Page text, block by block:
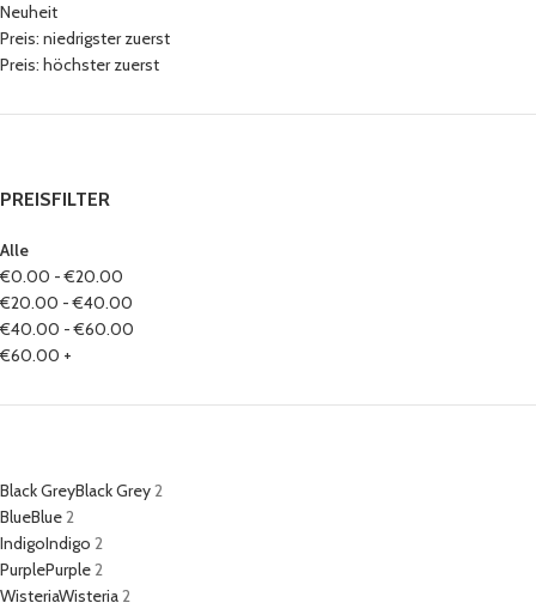
Neuheit
Preis: niedrigster zuerst
Preis: höchster zuerst
PREISFILTER
Alle
€0.00 -€20.00
€20.00 -€40.00
€40.00 -€60.00
€60.00 +
Black GreyBlack Grey2
BlueBlue2
IndigoIndigo 2
PurplePurple2
WisteriaWisteria2